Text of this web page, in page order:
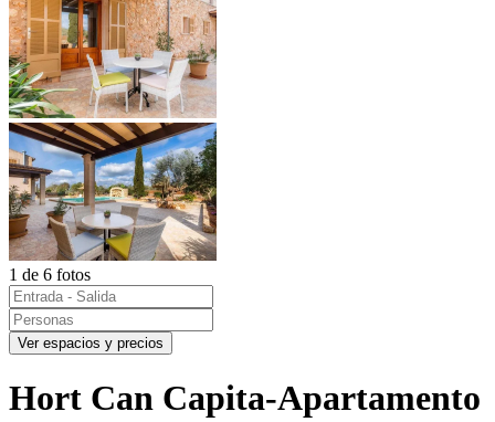
1 de 6 fotos
Ver espacios y precios
Hort Can Capita-Apartamento